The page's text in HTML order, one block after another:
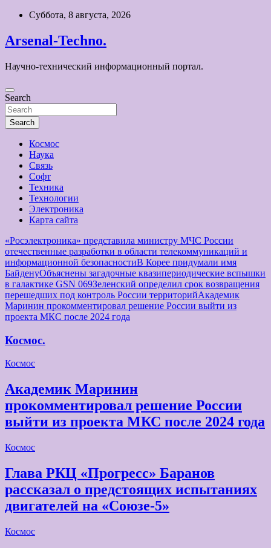
Skip
content
Суббота, 8 августа, 2026
Arsenal-Techno.
Научно-технический информационный портал.
Search
Search
Космос
Наука
Связь
Софт
Техника
Технологии
Электроника
Карта сайта
«Росэлектроника» представила министру МЧС России
отечественные разработки в области телекоммуникаций и
информационной безопасностиВ Корее придумали имя
БайденуОбъяснены загадочные квазипериодические вспышки
в галактике GSN 069Зеленский определил срок возвращения
перешедших под контроль России территорийАкадемик
Маринин прокомментировал решение России выйти из
проекта МКС после 2024 года
Космос.
Космос
Академик Маринин
прокомментировал решение России
выйти из проекта МКС после 2024 года
Космос
Глава РКЦ «Прогресс» Баранов
рассказал о предстоящих испытаниях
двигателей на «Союзе-5»
Космос